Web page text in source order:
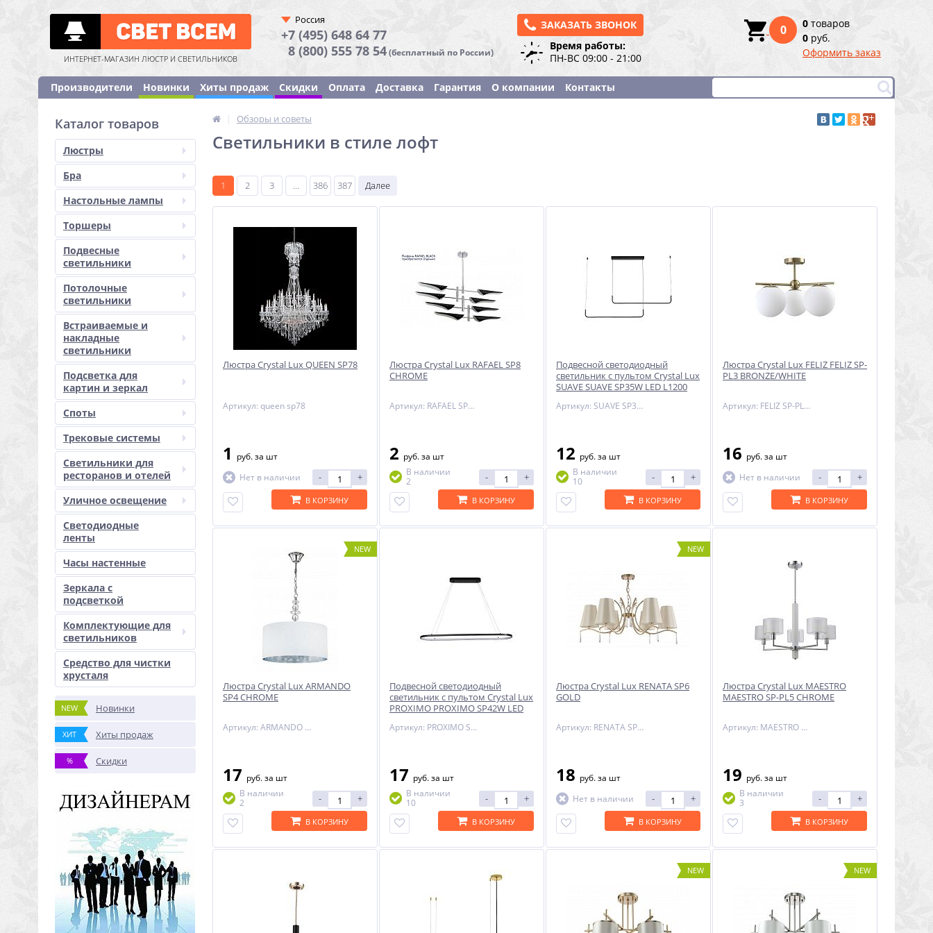
ИНТЕРНЕТ-МАГАЗИН ЛЮСТР И СВЕТИЛЬНИКОВ
Россия
+7 (495) 648 64 77
8 (800) 555 78 54(бесплатный по России)
ЗАКАЗАТЬ ЗВОНОК
Время работы:
ПН-ВС 09:00 - 21:00
0 0 товаров
0 руб.
Оформить заказ
Производители Новинки Хиты продаж Скидки Оплата Доставка Гарантия О компании Контакты
Каталог товаров
Люстры
Бра
Настольные лампы
Торшеры
Подвесные
светильники
Потолочные
светильники
Встраиваемые и
накладные
светильники
Подсветка для
картин и зеркал
Споты
Трековые системы
Светильники для
ресторанов и отелей
Уличное освещение
Светодиодные
ленты
Часы настенные
Зеркала с
подсветкой
Комплектующие для
светильников
Средство для чистки
хрусталя
NEW Новинки
ХИТ Хиты продаж
% Скидки
| Обзоры и советы
Светильники в стиле лофт
1 2 3 ... 386 387 Далее
Люстра Crystal Lux QUEEN SP78
Артикул: queen sp78
1 руб.за шт
Нет в наличии
- +
В КОРЗИНУ
Люстра Crystal Lux RAFAEL SP8
CHROME
Артикул: RAFAEL SP8 CHROME
2 руб.за шт
В наличии
2
- +
В КОРЗИНУ
Подвесной светодиодный
светильник с пультом Crystal Lux
SUAVE SUAVE SP35W LED L1200
Артикул: SUAVE SP35W LED L1200 BLACK
12 руб.за шт
В наличии
10
- +
В КОРЗИНУ
Люстра Crystal Lux FELIZ FELIZ SP-
PL3 BRONZE/WHITE
Артикул: FELIZ SP-PL3 BRONZE/WHITE
16 руб.за шт
Нет в наличии
- +
В КОРЗИНУ
NEW
Люстра Crystal Lux ARMANDO
SP4 CHROME
Артикул: ARMANDO SP4 CHROME
17 руб.за шт
В наличии
2
- +
В КОРЗИНУ
Подвесной светодиодный
светильник с пультом Crystal Lux
PROXIMO PROXIMO SP42W LED
Артикул: PROXIMO SP42W LED L1100 BLACK
17 руб.за шт
В наличии
10
- +
В КОРЗИНУ
NEW
Люстра Crystal Lux RENATA SP6
GOLD
Артикул: RENATA SP6 GOLD
18 руб.за шт
Нет в наличии
- +
В КОРЗИНУ
Люстра Crystal Lux MAESTRO
MAESTRO SP-PL5 CHROME
Артикул: MAESTRO SP-PL5 CHROME
19 руб.за шт
В наличии
3
- +
В КОРЗИНУ
NEW NEW